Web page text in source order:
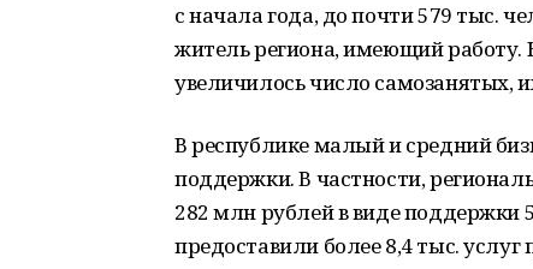
с начала года, до почти 579 тыс.
житель региона, имеющий работу.
увеличилось число самозанятых,
В республике малый и средний
поддержки. В частности,
282 млн рублей в виде поддержки
предоставили более 8,4 тыс.